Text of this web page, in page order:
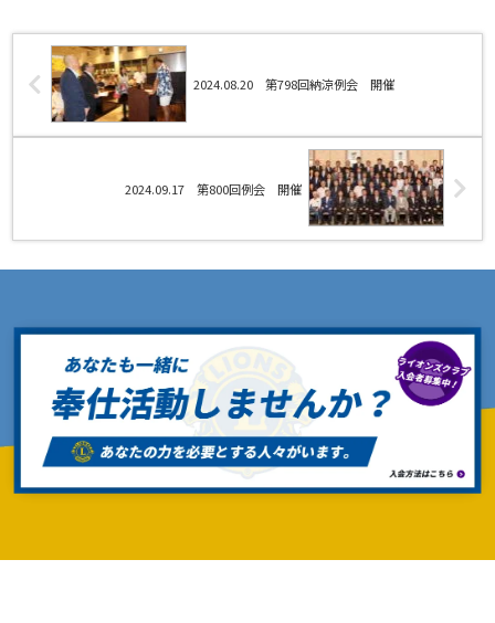
2024.08.20 第798回納涼例会 開催
2024.09.17 第800回例会 開催